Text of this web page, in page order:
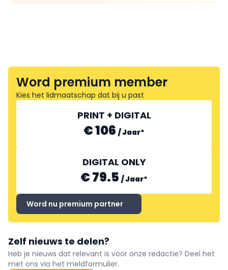
Word premium member
Kies het lidmaatschap dat bij u past
PRINT + DIGITAL
€ 106 /Jaar*
DIGITAL ONLY
€ 79.5 /Jaar*
Word nu premium partner
Zelf nieuws te delen?
Heb je nieuws dat relevant is voor onze redactie? Deel het
met ons via het meldformulier.